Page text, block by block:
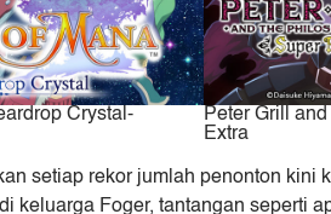
Crystal-
Peter Grill
Extra
setiap rekor jumlah penonton kini
keluarga Foger, tantangan seperti